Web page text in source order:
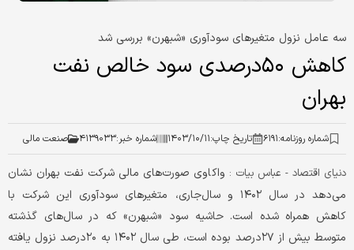
سه عامل نزول متغیرهای سودآوری «شبهرن» بررسی شد
کاهش ۵۰درصدی سود خالص نفت
بهران
شماره روزنامه:۶۱۹۱ تاریخ چاپ:۱۴۰۳/۱۰/۱۱ شماره خبر:۴۱۳۹۰۳۳ صنعت مالی
دنیای اقتصاد - عباس بیات : واکاوی صورت‏‏‌های مالی شرکت نفت بهران نشان
می‏‏‌دهد در سال ۱۴۰۲ و سال‌جاری، متغیرهای سودآوری این شرکت با
کاهش همراه شده است. حاشیه سود «شبهرن» که در سال‏‏‌های گذشته
متوسط بیش از ۲۷درصد بوده است، طی سال ۱۴۰۲ به ۲۰درصد نزول یافته